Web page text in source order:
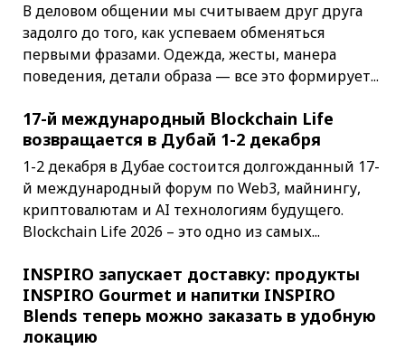
В деловом общении мы считываем друг друга
задолго до того, как успеваем обменяться
первыми фразами. Одежда, жесты, манера
поведения, детали образа — все это формирует...
17-й международный Blockchain Life
возвращается в Дубай 1-2 декабря
1-2 декабря в Дубае состоится долгожданный 17-
й международный форум по Web3, майнингу,
криптовалютам и AI технологиям будущего.
Blockchain Life 2026 – это одно из самых...
INSPIRO запускает доставку: продукты
INSPIRO Gourmet и напитки INSPIRO
Blends теперь можно заказать в удобную
локацию